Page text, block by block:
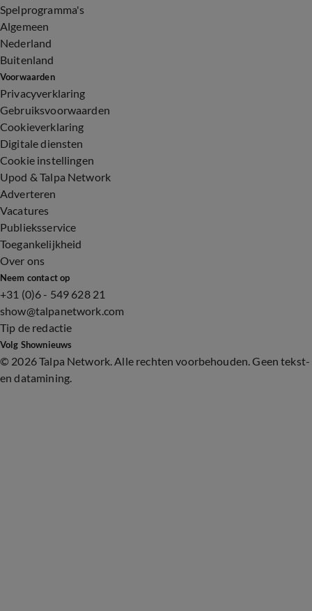
Spelprogramma's
Algemeen
Nederland
Buitenland
Voorwaarden
Privacyverklaring
Gebruiksvoorwaarden
Cookieverklaring
Digitale diensten
Cookie instellingen
Upod & Talpa Network
Adverteren
Vacatures
Publieksservice
Toegankelijkheid
Over ons
Neem contact op
+31 (0)6 - 549 628 21
show@talpanetwork.com
Tip de redactie
Volg Shownieuws
© 2026 Talpa Network. Alle rechten voorbehouden. Geen tekst-
en datamining.